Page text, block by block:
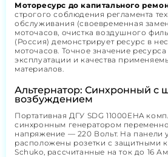
Моторесурс до капитального
строгого соблюдения регламента
обслуживания (своевременная
моточасов, очистка воздушного
(Россия) демонстрирует ресурс в
моточасов. Точное значение
эксплуатации и качества
материалов.
Альтернатор: Синхронный с
возбуждением
Портативная ДГУ SDG 11000EHA
синхронным генератором
напряжение — 220 Вольт. На панели
расположены розетки с защитными
Schuko, рассчитанные на ток до 16